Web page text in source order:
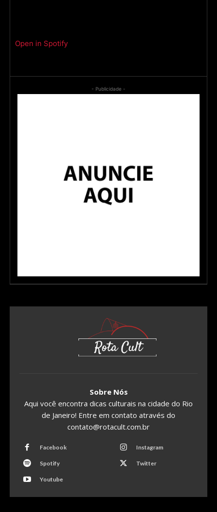
Open in Spotify
- Publicidade -
Sobre Nós
Aqui você encontra dicas culturais na cidade do Rio
de Janeiro! Entre em contato através do
contato@rotacult.com.br
Facebook Instagram
Spotify Twitter
Youtube